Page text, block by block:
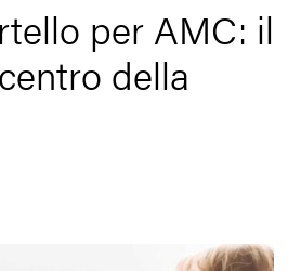
per AMC: il
della